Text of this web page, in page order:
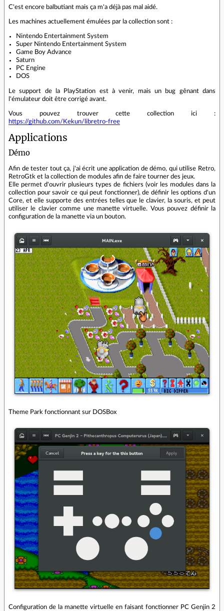
C'est encore balbutiant mais ça m'a déjà pas mal aidé.
Les machines actuellement émulées par la collection sont :
Nintendo Entertainment System
Super Nintendo Entertainment System
Game Boy Advance
Saturn
PC Engine
DOS
Le support de la PlayStation est à venir, mais un bug gênant dans
l'émulateur doit être corrigé avant.
Vous pouvez trouver cette collection ici :
https://github.com/Kekun/libretro-free
Applications
Démo
Afin de tester tout ça, j'ai écrit une application de démo, qui utilise Retro,
RetroGtk et la collection de modules afin de faire tourner des jeux.
Elle permet d'ouvrir plusieurs types de fichiers (voir les modules dans la
collection pour savoir ce qui peut fonctionner), de définir les options d'un
Core, et elle supporte des entrées telles que le clavier, la souris, et peut
utiliser le clavier comme une manette virtuelle. Vous pouvez définir la
configuration de la manette via un bouton.
Theme Park fonctionnant sur DOSBox
Configuration de la manette virtuelle en faisant fonctionner PC Genjin 2